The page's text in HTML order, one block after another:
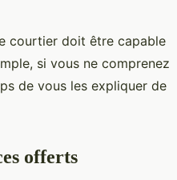
courtier doit être capable
si vous ne comprenez
de vous les expliquer de
offerts